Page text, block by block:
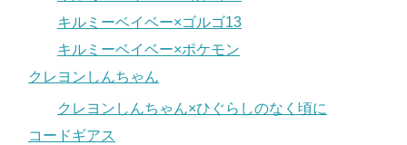
キルミーベイベー×ゴルゴ13
キルミーベイベー×ポケモン
クレヨンしんちゃん
クレヨンしんちゃん×ひぐらしのなく頃に
コードギアス